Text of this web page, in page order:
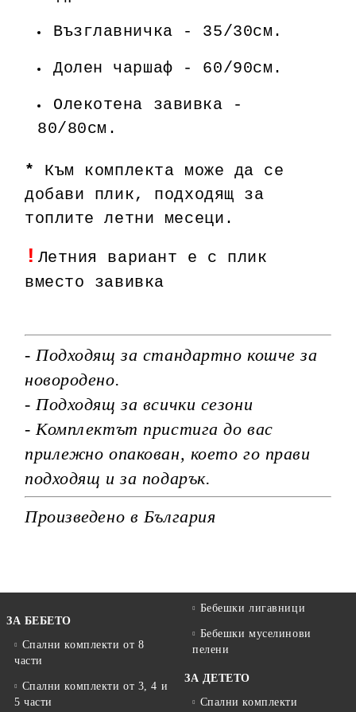
Възглавничка - 35/30см.
Долен чаршаф - 60/90см.
Олекотена завивка -
80/80см.
*
Към комплекта може да се
добави плик, подходящ за
топлите летни месеци.
! Летния вариант е с плик
вместо завивка
- Подходящ за стандартно кошче за
новородено.
- Подходящ за всички сезони
- Комплектът пристига до вас
прилежно опакован, което го прави
подходящ и за подарък.
Произведено в България
ЗА БЕБЕТО
Спални комплекти от 8
части
Спални комплекти от 3, 4 и
5 части
Бебешки лигавници
Бебешки муселинови
пелени
ЗА ДЕТЕТО
Спални комплекти